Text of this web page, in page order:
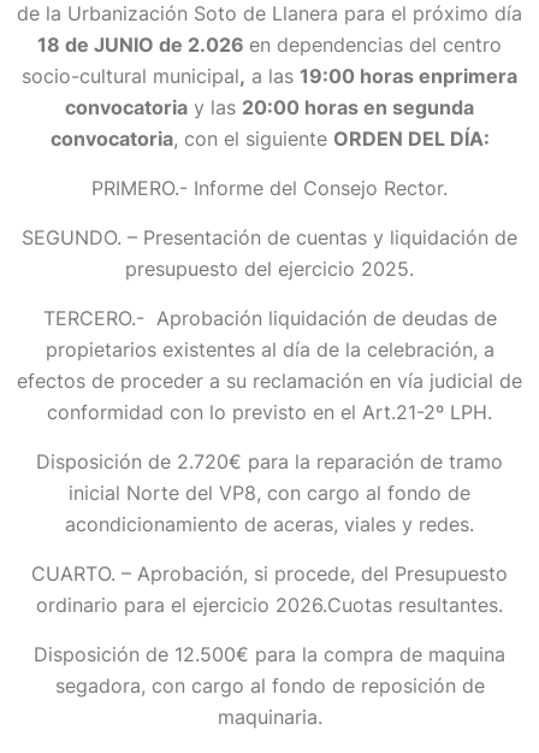
de la Urbanización Soto de Llanera para el próximo día
18 de JUNIO de 2.026 en dependencias del centro
socio-cultural municipal, a las 19:00 horas enprimera
convocatoria y las 20:00 horas en segunda
convocatoria, con el siguiente ORDEN DEL DÍA:
PRIMERO.- Informe del Consejo Rector.
SEGUNDO. – Presentación de cuentas y liquidación de
presupuesto del ejercicio 2025.
TERCERO.- Aprobación liquidación de deudas de
propietarios existentes al día de la celebración, a
efectos de proceder a su reclamación en vía judicial de
conformidad con lo previsto en el Art.21-2º LPH.
Disposición de 2.720€ para la reparación de tramo
inicial Norte del VP8, con cargo al fondo de
acondicionamiento de aceras, viales y redes.
CUARTO. – Aprobación, si procede, del Presupuesto
ordinario para el ejercicio 2026.Cuotas resultantes.
Disposición de 12.500€ para la compra de maquina
segadora, con cargo al fondo de reposición de
maquinaria.